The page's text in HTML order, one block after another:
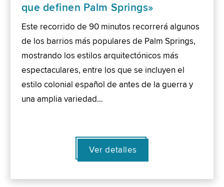
que definen Palm Springs»
Este recorrido de 90 minutos recorrerá algunos
de los barrios más populares de Palm Springs,
mostrando los estilos arquitectónicos más
espectaculares, entre los que se incluyen el
estilo colonial español de antes de la guerra y
una amplia variedad…
Ver detalles